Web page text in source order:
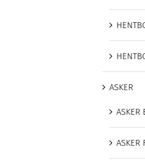
ASKER
ASKER
ASKER